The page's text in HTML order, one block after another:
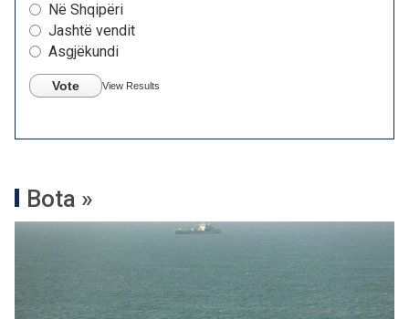
Në Shqipëri
Jashtë vendit
Asgjëkundi
Vote View Results
Bota »